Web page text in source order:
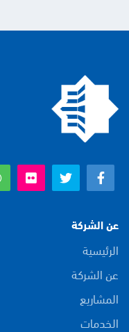
عن الشركة
الرئيسية
عن الشركة
المشاريع
الخدمات